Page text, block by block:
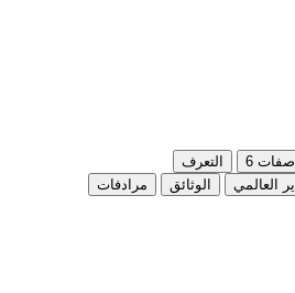
6
التعرف
العالمي
الوثائق
مرادفات